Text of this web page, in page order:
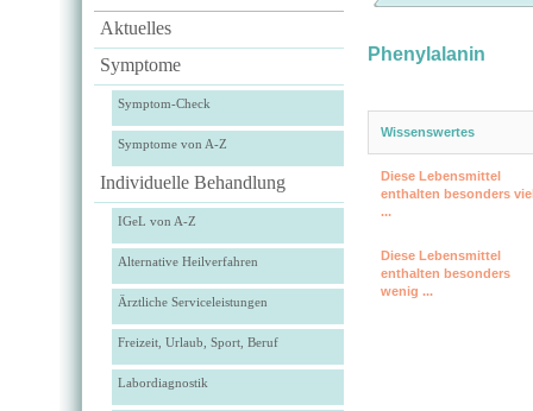
Aktuelles
Symptome
Symptom-Check
Symptome von A-Z
Individuelle Behandlung
IGeL von A-Z
Alternative Heilverfahren
Ärztliche Serviceleistungen
Freizeit, Urlaub, Sport, Beruf
Labordiagnostik
Phenylalanin
Wissenswertes
Diese Lebensmittel
enthalten besonders
...
Diese Lebensmittel
enthalten besonders
wenig ...